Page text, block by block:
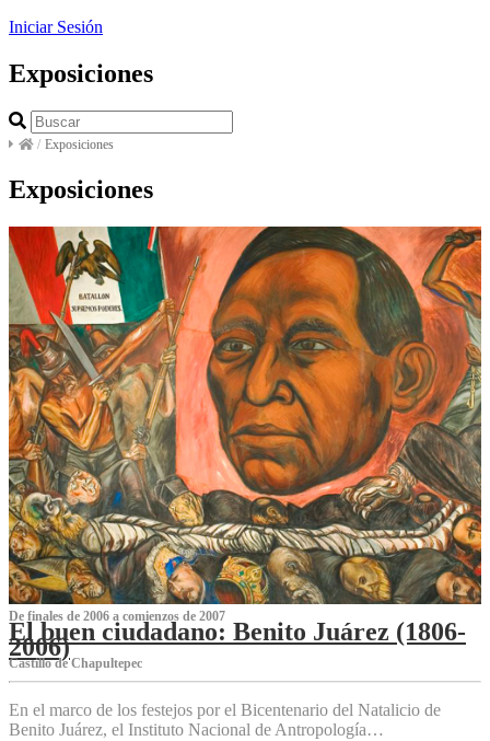
Iniciar Sesión
Exposiciones
/ Exposiciones
Exposiciones
De finales de 2006 a comienzos de 2007
El buen ciudadano: Benito Juárez (1806-
2006)
Castillo de Chapultepec
En el marco de los festejos por el Bicentenario del Natalicio de
Benito Juárez, el Instituto Nacional de Antropología…